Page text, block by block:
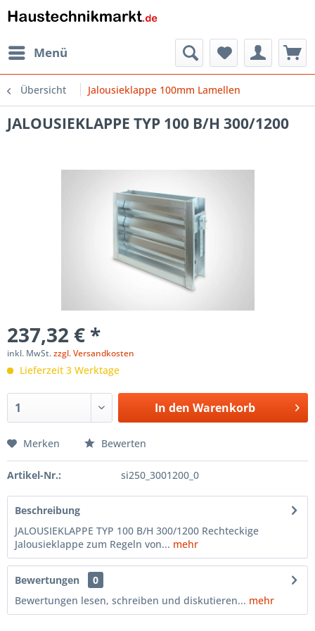
Menü
Übersicht Jalousieklappe 100mm Lamellen
JALOUSIEKLAPPE TYP 100 B/H 300/1200
237,32 € *
inkl. MwSt.zzgl. Versandkosten
Lieferzeit 3 Werktage
In den Warenkorb
Merken Bewerten
Artikel-Nr.: si250_3001200_0
Beschreibung
JALOUSIEKLAPPE TYP 100 B/H 300/1200 Rechteckige
Jalousieklappe zum Regeln von... mehr
Bewertungen
0
Bewertungen lesen, schreiben und diskutieren... mehr